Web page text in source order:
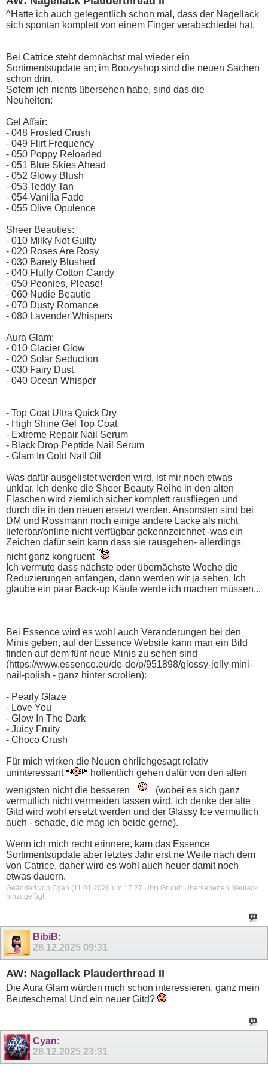
^Hatte ich auch gelegentlich schon mal, dass der Nagellack
sich spontan komplett von einem Finger verabschiedet hat.
Bei Catrice steht demnächst mal wieder ein
Sortimentsupdate an; im Boozyshop sind die neuen Sachen
schon drin.
Sofern ich nichts übersehen habe, sind das die
Neuheiten:
Gel Affair:
- 048 Frosted Crush
- 049 Flirt Frequency
- 050 Poppy Reloaded
- 051 Blue Skies Ahead
- 052 Glowy Blush
- 053 Teddy Tan
- 054 Vanilla Fade
- 055 Olive Opulence
Sheer Beauties:
- 010 Milky Not Guilty
- 020 Roses Are Rosy
- 030 Barely Blushed
- 040 Fluffy Cotton Candy
- 050 Peonies, Please!
- 060 Nudie Beautie
- 070 Dusty Romance
- 080 Lavender Whispers
Aura Glam:
- 010 Glacier Glow
- 020 Solar Seduction
- 030 Fairy Dust
- 040 Ocean Whisper
- Top Coat Ultra Quick Dry
- High Shine Gel Top Coat
- Extreme Repair Nail Serum
- Black Drop Peptide Nail Serum
- Glam In Gold Nail Oil
Was dafür ausgelistet werden wird, ist mir noch etwas
unklar. Ich denke die Sheer Beauty Reihe in den alten
Flaschen wird ziemlich sicher komplett rausfliegen und
durch die in den neuen ersetzt werden. Ansonsten sind bei
DM und Rossmann noch einige andere Lacke als nicht
lieferbar/online nicht verfügbar gekennzeichnet -was ein
Zeichen dafür sein kann dass sie rausgehen- allerdings
nicht ganz kongruent
Ich vermute dass nächste oder übernächste Woche die
Reduzierungen anfangen, dann werden wir ja sehen. Ich
glaube ein paar Back-up Käufe werde ich machen müssen...
Bei Essence wird es wohl auch Veränderungen bei den
Minis geben, auf der Essence Website kann man ein Bild
finden auf dem fünf neue Minis zu sehen sind
(https://www.essence.eu/de-de/p/951898/glossy-jelly-mini-
nail-polish - ganz hinter scrollen):
- Pearly Glaze
- Love You
- Glow In The Dark
- Juicy Fruity
- Choco Crush
Für mich wirken die Neuen ehrlichgesagt relativ
uninteressant
hoffentlich gehen dafür von den alten
wenigsten nicht die besseren
(wobei es sich ganz
vermutlich nicht vermeiden lassen wird, ich denke der alte
Gitd wird wohl ersetzt werden und der Glassy Ice vermutlich
auch - schade, die mag ich beide gerne).
Wenn ich mich recht erinnere, kam das Essence
Sortimentsupdate aber letztes Jahr erst ne Weile nach dem
von Catrice, daher wird es wohl auch heuer damit noch
etwas dauern.
Geändert von Cyan (11.01.2026 um 17:27 Uhr) Grund: Übersehenen Neulack
hinzugefügt.
BibiB:
28.12.2025 09:31
AW: Nagellack Plauderthread II
Die Aura Glam würden mich schon interessieren, ganz mein
Beuteschema! Und ein neuer Gitd?
Cyan:
28.12.2025 23:31